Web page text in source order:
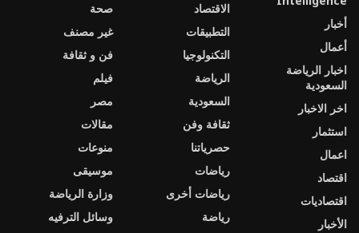
أخبار
أعمال
اخبار الرياضة
السعودية
اخر الاخبار
استثمار
اعمال
اقتصاد
اقتصاديات
الأخبار
الاقتصاد
التطبيقات
التكنولوجيا
الرياضة
السعودية
ثقافة وفن
حصرياتنا
رياضات
رياضات أخرى
رياضة
صحة
غير مصنف
فن و ثقافة
فيلم
مصر
مقالات
منوعات
موسيقى
وزارة الرياضة
وسائل الترفيه